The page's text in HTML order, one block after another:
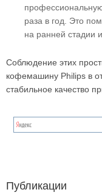
раза в год. Это
на ранней стадии
Соблюдение этих
кофемашину Philips в
стабильное качество
Публикации